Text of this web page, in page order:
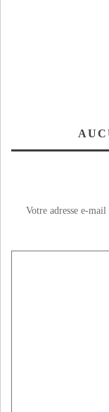
Votre adresse e-mail